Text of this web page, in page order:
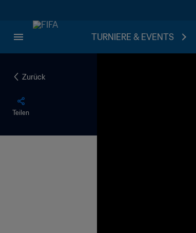
TURNIERE & EVENTS
Zurück
Teilen